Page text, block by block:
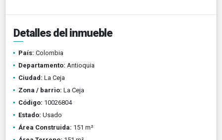
Detalles del inmueble
País: Colombia
Departamento: Antioquia
Ciudad: La Ceja
Zona / barrio: La Ceja
Código: 10026804
Estado: Usado
Área Construida: 151 m²